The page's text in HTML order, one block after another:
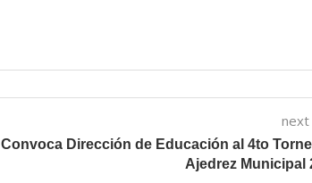
Convoca Dirección de Educación al 4to
Ajedrez Municipal